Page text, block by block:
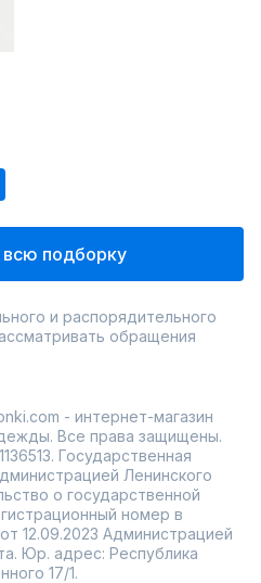
подборку
и распорядительного
обращения
- интернет-магазин
Все права защищены.
Государственная
Ленинского
о государственной
номер в
12.09.2023 Администрацией
Юр. адрес: Республика
17/1.